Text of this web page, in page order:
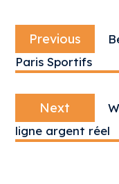
navigation
Previous
Paris Sportifs
Next
ligne argent réel